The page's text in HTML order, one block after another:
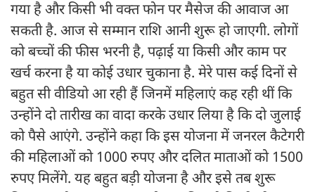
गया है और किसी भी वक्त फोन पर मैसेज की आवाज आ
सकती है. आज से सम्मान राशि आनी शुरू हो जाएगी. लोगों
को बच्चों की फीस भरनी है, पढ़ाई या किसी और काम पर
खर्च करना है या कोई उधार चुकाना है. मेरे पास कई दिनों से
बहुत सी वीडियो आ रही हैं जिनमें महिलाएं कह रही थीं कि
उन्होंने दो तारीख का वादा करके उधार लिया है कि दो जुलाई
को पैसे आएंगे. उन्होंने कहा कि इस योजना में जनरल कैटेगरी
की महिलाओं को 1000 रुपए और दलित माताओं को 1500
रुपए मिलेंगे. यह बहुत बड़ी योजना है और इसे तब शुरू